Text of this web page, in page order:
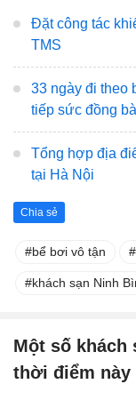
Đặt công tác
TMS
33 ngày đi theo
tiếp sức đồng
Tổng hợp địa
tại Hà Nội
Chia sẻ
bể bơi vô tận
khách sạn Ninh
Một số khách
thời điểm này